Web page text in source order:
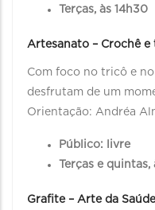
Terças, às 14h30
Artesanato – Crochê e
Com foco no tricô e
desfrutam de um
Orientação: Andréa
Público: livre
Terças e quintas,
Grafite – Arte da Saúde